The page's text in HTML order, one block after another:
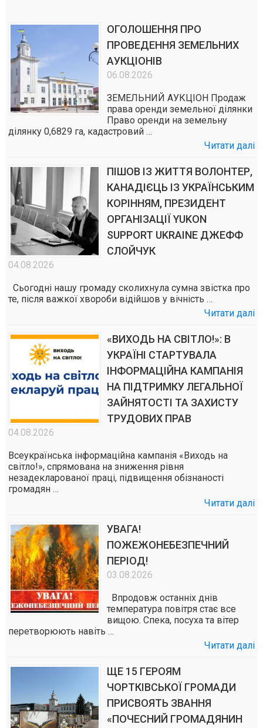
ОГОЛОШЕННЯ ПРО
ПРОВЕДЕННЯ ЗЕМЕЛЬНИХ
АУКЦІОНІВ
06.08.2026
ЗЕМЕЛЬНИЙ АУКЦІОН Продаж
права оренди земельної ділянки
Право оренди на земельну
ділянку 0,6829 га, кадастровий …
Читати далі
ПІШОВ ІЗ ЖИТТЯ ВОЛОНТЕР,
КАНАДІЄЦЬ ІЗ УКРАЇНСЬКИМ
КОРІННЯМ, ПРЕЗИДЕНТ
ОРГАНІЗАЦІЇ YUKON
SUPPORT UKRAINE ДЖЕФФ
СЛОЙЧУК
04.08.2026
Сьогодні нашу громаду сколихнула сумна звістка про
те, після важкої хвороби відійшов у вічність …
Читати далі
«ВИХОДЬ НА СВІТЛО!»: В
УКРАЇНІ СТАРТУВАЛА
ІНФОРМАЦІЙНА КАМПАНІЯ
НА ПІДТРИМКУ ЛЕГАЛЬНОЇ
ЗАЙНЯТОСТІ ТА ЗАХИСТУ
ТРУДОВИХ ПРАВ
04.08.2026
Всеукраїнська інформаційна кампанія «Виходь на
світло!», спрямована на зниження рівня
незадекларованої праці, підвищення обізнаності
громадян …
Читати далі
УВАГА!
ПОЖЕЖОНЕБЕЗПЕЧНИЙ
ПЕРІОД!
03.08.2026
Впродовж останніх днів
температура повітря стає все
вищою. Спека, посуха та вітер
перетворюють навіть …
Читати далі
ЩЕ 15 ГЕРОЯМ
ЧОРТКІВСЬКОЇ ГРОМАДИ
ПРИСВОЯТЬ ЗВАННЯ
«ПОЧЕСНИЙ ГРОМАДЯНИН